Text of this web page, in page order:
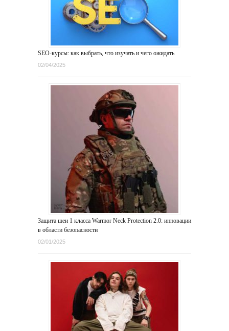
SEO-курсы: как выбрать, что изучать и чего ожидать
02/04/2025
Защита шеи 1 класса Warmor Neck Protection 2.0: инновации
в области безопасности
02/01/2025